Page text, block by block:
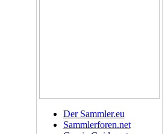
Der Sammler.eu
Sammlerforen.net